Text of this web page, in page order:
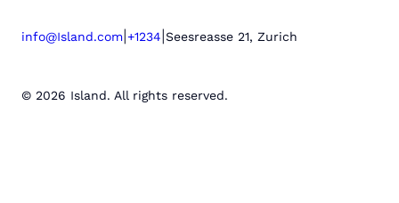
info@Island.com +1234 Seesreasse 21, Zurich
© 2026 Island. All rights reserved.